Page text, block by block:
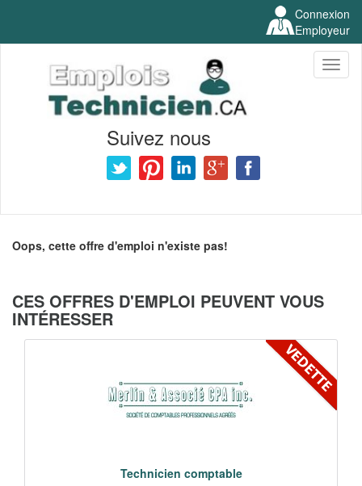
Connexion
Employeur
Suivez nous
Oops, cette offre d'emploi n'existe pas!
CES OFFRES D'EMPLOI PEUVENT VOUS
INTÉRESSER
Technicien comptable